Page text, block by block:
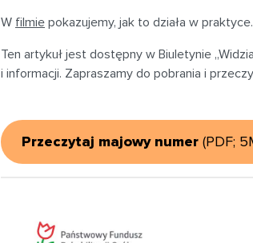
W filmie pokazujemy, jak to działa w
Ten artykuł jest dostępny w Biuletynie
i informacji. Zapraszamy do pobrania i
Przeczytaj majowy numer(PDF;